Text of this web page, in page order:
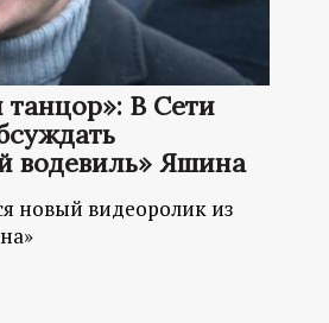
В Сети
водевиль» Яшина
новый видеоролик из